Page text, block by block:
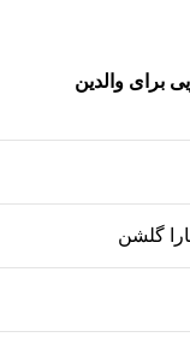
برای والدین
گلشن